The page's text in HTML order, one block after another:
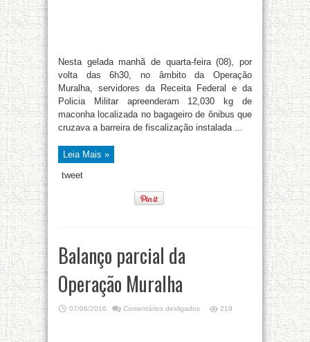
Nesta gelada manhã de quarta-feira (08), por
volta das 6h30, no âmbito da Operação
Muralha, servidores da Receita Federal e da
Policia Militar apreenderam 12,030 kg de
maconha localizada no bagageiro de ônibus que
cruzava a barreira de fiscalização instalada ...
Leia Mais »
tweet
Balanço parcial da
Operação Muralha
07/06/2016 Comentários desligados 219